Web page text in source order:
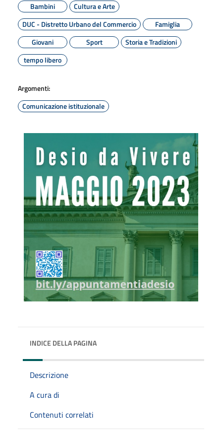
Bambini
Cultura e Arte
DUC - Distretto Urbano del Commercio
Famiglia
Giovani
Sport
Storia e Tradizioni
tempo libero
Argomenti:
Comunicazione istituzionale
INDICE DELLA PAGINA
Descrizione
A cura di
Contenuti correlati